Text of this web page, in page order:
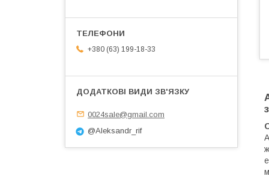
+380 (63) 199-18-33
0024sale@gmail.com
@Aleksandr_rif